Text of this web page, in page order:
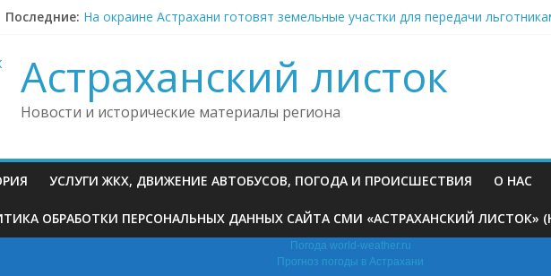
Последние: На окраине Астрахани готовят земельные участки для передачи
В Астрахани устроят просмотр мультфильма под открытым небом
В Астрахани вслед за погибшим на пожаре младенцем умерли его брат и
Астраханский листок
Новости и исторические материалы региона
УСЛУГИ ЖКХ, ДВИЖЕНИЕ АВТОБУСОВ, ПОГОДА И ПРОИСШЕСТВИЯ О НАС
ОБРАБОТКИ ПЕРСОНАЛЬНЫХ ДАННЫХ САЙТА СМИ «АСТРАХАНСКИЙ ЛИСТОК»
Погода world-weather.ru
Прогноз погоды в Астрахани